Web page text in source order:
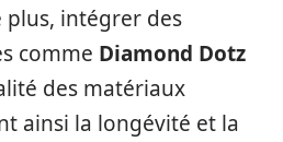
plus, intégrer des
comme Diamond Dotz
des matériaux
ainsi la longévité et la